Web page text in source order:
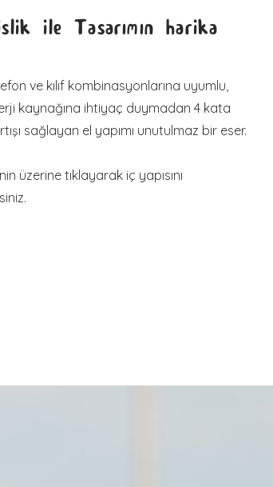
ile Tasarımın harika
ve kılıf kombinasyonlarına uyumlu,
kaynağına ihtiyaç duymadan 4 kata
sağlayan el yapımı unutulmaz bir eser.
üzerine tıklayarak iç yapısını